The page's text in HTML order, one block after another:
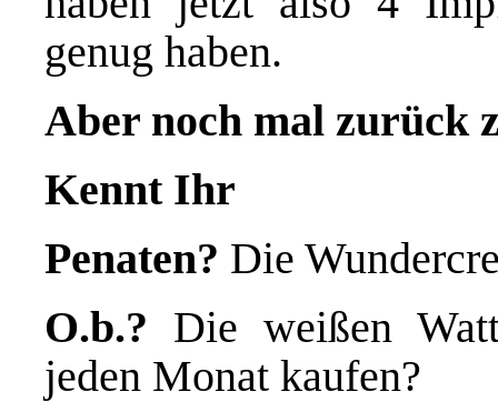
genug haben.
Aber noch mal zurück
Kennt Ihr
Penaten? Die
O.b.? Die weißen
jeden Monat kaufen?